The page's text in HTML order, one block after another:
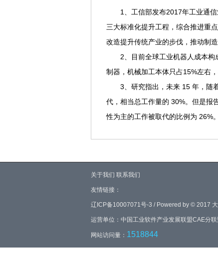
1、工信部发布2017年工业通
三大标准化提升工程，综合推进重
改造提升传统产业的步伐，推动制造
2、目前全球工业机器人成本
制器，机械加工本体只占15%左右
3、研究指出，未来 15 年，随
代，相当总工作量的 30%。但是报
性为主的工作被取代的比例为 26%。
关于我们 联系我们
友情链接：
辽ICP备10007071号-3 / Powered by © 2017
运营单位：中国工业软件产业发展联盟CAE分联
网站访问量： 1518844